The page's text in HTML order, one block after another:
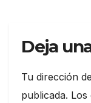
Deja
Tu dirección
publicada. Los